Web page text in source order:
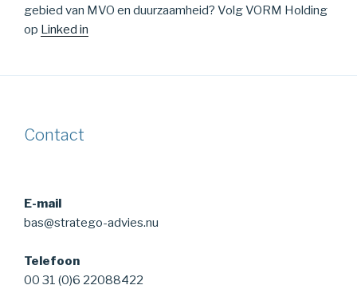
gebied van MVO en duurzaamheid? Volg VORM Holding
op Linked in
Contact
E-mail
bas@stratego-advies.nu
Telefoon
00 31 (0)6 22088422